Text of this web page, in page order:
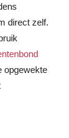
direct zelf.
opgewekte